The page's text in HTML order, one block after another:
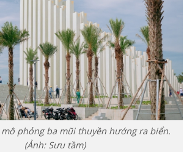
phỏng ba mũi thuyền hướng ra biển.
(Ảnh: Sưu tầm)